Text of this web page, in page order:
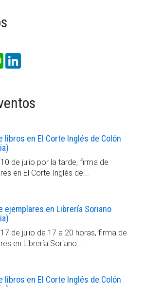
WhatsApp
libros en El Corte Inglés de Colón
de julio por la tarde, firma de
en El Corte Inglés de...
ejemplares en Librería Soriano
de julio de 17 a 20 horas, firma de
en Librería Soriano...
libros en El Corte Inglés de Colón